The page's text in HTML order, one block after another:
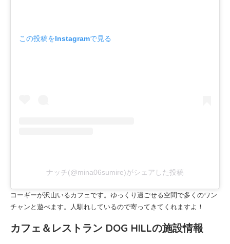
この投稿をInstagramで見る
ナッチ(@mina06sumire)がシェアした投稿
コーギーが沢山いるカフェです。ゆっくり過ごせる空間で多くのワン
チャンと遊べます。人馴れしているので寄ってきてくれますよ！
カフェ＆レストラン DOG HILLの施設情報